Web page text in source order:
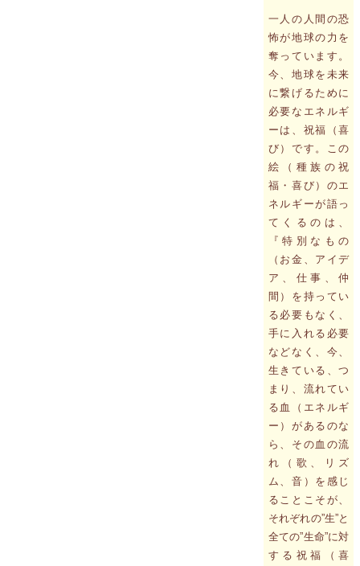
一人の人間の恐
怖が地球の力を
奪っています。
今、地球を未来
に繋げるために
必要なエネルギ
ーは、祝福（喜
び）です。この
絵（種族の祝
福・喜び）のエ
ネルギーが語っ
てくるのは、
『特別なもの
（お金、アイデ
ア、仕事、仲
間）を持ってい
る必要もなく、
手に入れる必要
などなく、今、
生きている、つ
まり、流れてい
る血（エネルギ
ー）があるのな
ら、その血の流
れ（歌、リズ
ム、音）を感じ
ることこそが、
それぞれの”生”と
全ての”生命”に対
する祝福（喜